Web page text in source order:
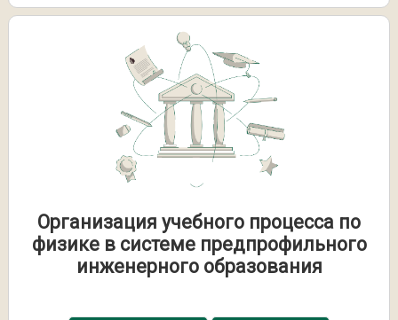
Организация учебного процесса по
физике в системе предпрофильного
инженерного образования